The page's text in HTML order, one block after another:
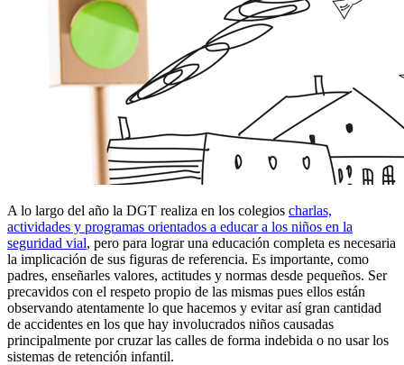
A lo largo del año la DGT realiza en los colegios charlas,
actividades y programas orientados a educar a los niños en la
seguridad vial, pero para lograr una educación completa es necesaria
la implicación de sus figuras de referencia. Es importante, como
padres, enseñarles valores, actitudes y normas desde pequeños. Ser
precavidos con el respeto propio de las mismas pues ellos están
observando atentamente lo que hacemos y evitar así gran cantidad
de accidentes en los que hay involucrados niños causadas
principalmente por cruzar las calles de forma indebida o no usar los
sistemas de retención infantil.